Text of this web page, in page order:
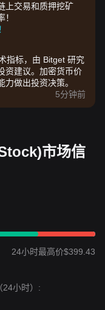
上交易和质押挖矿
指标，由 Bitget 研究
资建议。加密货币价
做出投资决策。
5分钟前
市场信
24小时最高价$399.43
24小时）: